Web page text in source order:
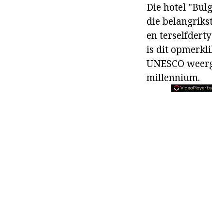
Die hotel
die
en
is dit
UNESCO
millennium.